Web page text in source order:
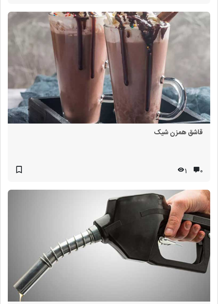
قاشق همزن شیک
۰ 1